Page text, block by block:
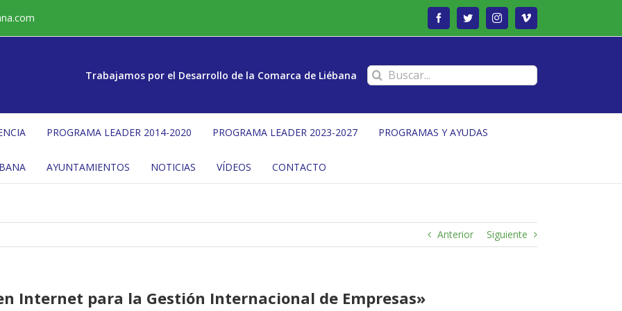
FacebookTwitterInstagramVimeo
Trabajamos por el Desarrollo de la Comarca de Liébana Buscar:
PROGRAMA LEADER 2014-2020 PROGRAMA LEADER 2023-2027 PROGRAMAS Y AYUDAS
AYUNTAMIENTOS NOTICIAS VÍDEOS CONTACTO
Anterior Siguiente
Internet para la Gestión Internacional de Empresas»